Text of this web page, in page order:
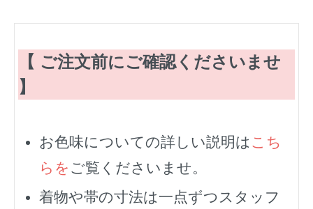
【 ご注文前にご確認くださいませ
】
お色味についての詳しい説明は こち
らを ご覧くださいませ。
着物や帯の寸法は一点ずつスタッフ